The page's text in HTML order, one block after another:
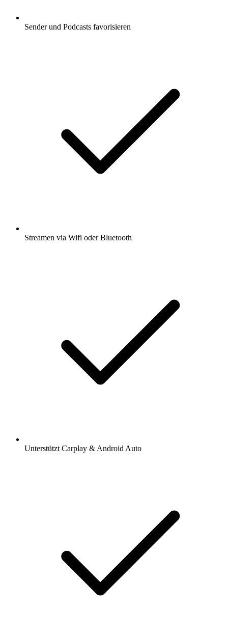
Sender und Podcasts favorisieren
Streamen via Wifi oder Bluetooth
Unterstützt Carplay & Android Auto